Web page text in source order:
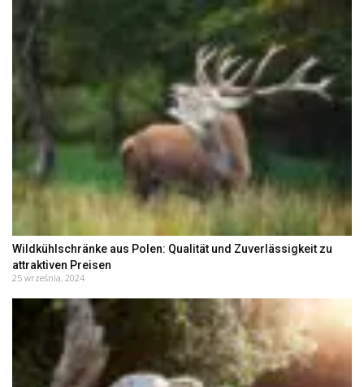
Wildkühlschränke aus Polen: Qualität und Zuverlässigkeit zu
attraktiven Preisen
25 września, 2024